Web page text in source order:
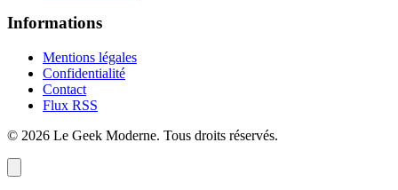
Informations
Mentions légales
Confidentialité
Contact
Flux RSS
© 2026 Le Geek Moderne. Tous droits réservés.